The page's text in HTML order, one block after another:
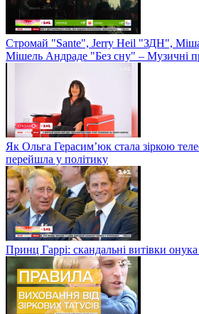
Стромай "Sante", Jerry Heil "ЗДН",
Мішель Андраде "Без сну" – Музичні
Як Ольга Герасим’юк стала зіркою
перейшла у політику
Принц Гаррі: скандальні витівки